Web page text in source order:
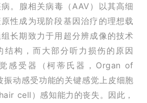
。腺相关病毒（AAV）以其高细
性成为现阶段基因治疗的理想载
长期致力于用超分辨成像的技术
结构，而大部分听力损伤的原因
感受器（柯蒂氏器，Organ of
动感受功能的关键感觉上皮细胞
cell）感知能力的丧失。因此，